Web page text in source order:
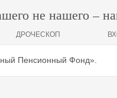
не нашего –
ДРОЧЕСКОП
Пенсионный Фонд».